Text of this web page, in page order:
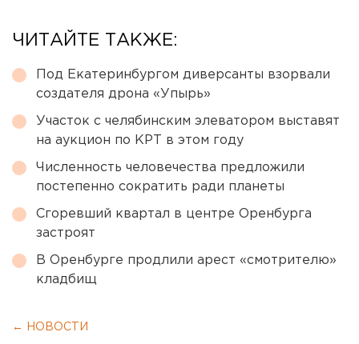
ЧИТАЙТЕ ТАКЖЕ:
Под Екатеринбургом диверсанты взорвали
создателя дрона «Упырь»
Участок с челябинским элеватором выставят
на аукцион по КРТ в этом году
Численность человечества предложили
постепенно сократить ради планеты
Сгоревший квартал в центре Оренбурга
застроят
В Оренбурге продлили арест «смотрителю»
кладбищ
← НОВОСТИ